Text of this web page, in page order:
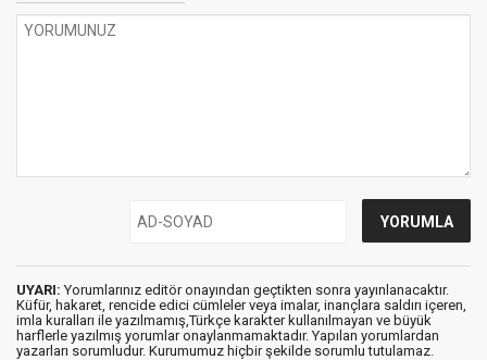
UYARI: Yorumlarınız editör onayından geçtikten sonra yayınlanacaktır.
Küfür, hakaret, rencide edici cümleler veya imalar, inançlara saldırı içeren,
imla kuralları ile yazılmamış,Türkçe karakter kullanılmayan ve büyük
harflerle yazılmış yorumlar onaylanmamaktadır. Yapılan yorumlardan
yazarları sorumludur. Kurumumuz hiçbir şekilde sorumlu tutulamaz.